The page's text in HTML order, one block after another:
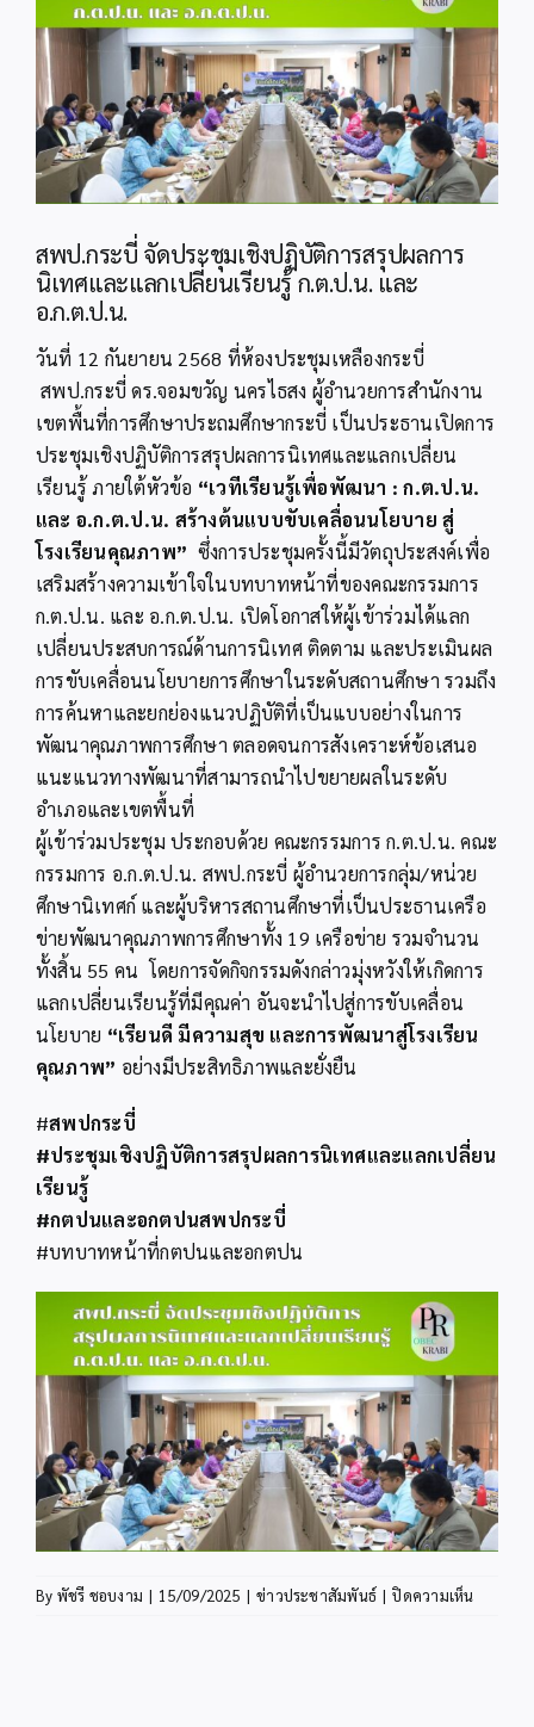
Image
สพป.กระบี่ จัดประชุมเชิงปฏิบัติการสรุปผลการ
นิเทศและแลกเปลี่ยนเรียนรู้ ก.ต.ป.น. และ
อ.ก.ต.ป.น.
วันที่ 12 กันยายน 2568 ที่ห้องประชุมเหลืองกระบี่
สพป.กระบี่ ดร.จอมขวัญ นครไธสง ผู้อำนวยการสำนักงาน
เขตพื้นที่การศึกษาประถมศึกษากระบี่ เป็นประธานเปิดการ
ประชุมเชิงปฏิบัติการสรุปผลการนิเทศและแลกเปลี่ยน
เรียนรู้ ภายใต้หัวข้อ “เวทีเรียนรู้เพื่อพัฒนา : ก.ต.ป.น.
และ อ.ก.ต.ป.น. สร้างต้นแบบขับเคลื่อนนโยบาย สู่
โรงเรียนคุณภาพ” ซึ่งการประชุมครั้งนี้มีวัตถุประสงค์เพื่อ
เสริมสร้างความเข้าใจในบทบาทหน้าที่ของคณะกรรมการ
ก.ต.ป.น. และ อ.ก.ต.ป.น. เปิดโอกาสให้ผู้เข้าร่วมได้แลก
เปลี่ยนประสบการณ์ด้านการนิเทศ ติดตาม และประเมินผล
การขับเคลื่อนนโยบายการศึกษาในระดับสถานศึกษา รวมถึง
การค้นหาและยกย่องแนวปฏิบัติที่เป็นแบบอย่างในการ
พัฒนาคุณภาพการศึกษา ตลอดจนการสังเคราะห์ข้อเสนอ
แนะแนวทางพัฒนาที่สามารถนำไปขยายผลในระดับ
อำเภอและเขตพื้นที่
ผู้เข้าร่วมประชุม ประกอบด้วย คณะกรรมการ ก.ต.ป.น. คณะ
กรรมการ อ.ก.ต.ป.น. สพป.กระบี่ ผู้อำนวยการกลุ่ม/หน่วย
ศึกษานิเทศก์ และผู้บริหารสถานศึกษาที่เป็นประธานเครือ
ข่ายพัฒนาคุณภาพการศึกษาทั้ง 19 เครือข่าย รวมจำนวน
ทั้งสิ้น 55 คน โดยการจัดกิจกรรมดังกล่าวมุ่งหวังให้เกิดการ
แลกเปลี่ยนเรียนรู้ที่มีคุณค่า อันจะนำไปสู่การขับเคลื่อน
นโยบาย “เรียนดี มีความสุข และการพัฒนาสู่โรงเรียน
คุณภาพ” อย่างมีประสิทธิภาพและยั่งยืน
#️สพปกระบี่
#ประชุมเชิงปฏิบัติการสรุปผลการนิเทศและแลกเปลี่ยน
เรียนรู้
#กตปนและอกตปนสพปกระบี่
#บทบาทหน้าที่กตปนและอกตปน
By พัชรี ชอบงาม | 15/09/2025 | ข่าวประชาสัมพันธ์ | ปิดความเห็น